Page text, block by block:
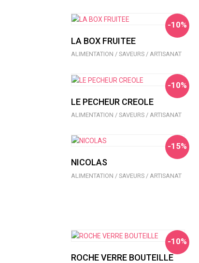
-10%
LA BOX FRUITEE
ALIMENTATION / SAVEURS / ARTISANAT
-10%
LE PECHEUR CREOLE
ALIMENTATION / SAVEURS / ARTISANAT
-15%
NICOLAS
ALIMENTATION / SAVEURS / ARTISANAT
-10%
ROCHE VERRE BOUTEILLE